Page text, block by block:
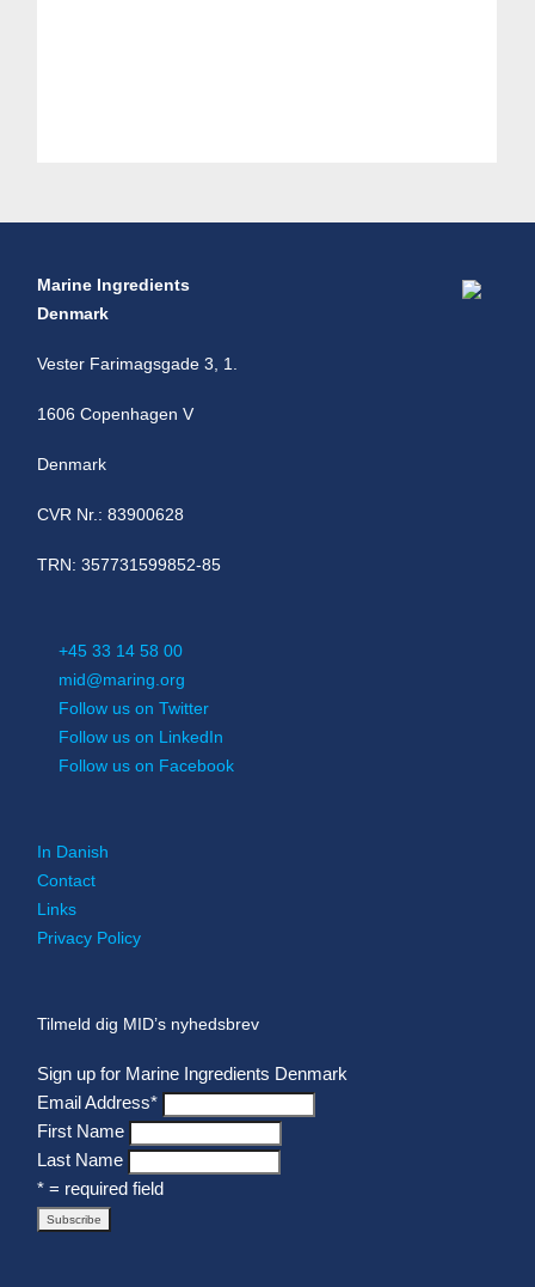
Marine Ingredients
Denmark
Vester Farimagsgade 3, 1.
1606 Copenhagen V
Denmark
CVR Nr.: 83900628
TRN: 357731599852-85
+45 33 14 58 00
mid@maring.org
Follow us on Twitter
Follow us on LinkedIn
Follow us on Facebook
In Danish
Contact
Links
Privacy Policy
Tilmeld dig MID’s nyhedsbrev
Sign up for Marine Ingredients Denmark
Email Address*
First Name
Last Name
* = required field